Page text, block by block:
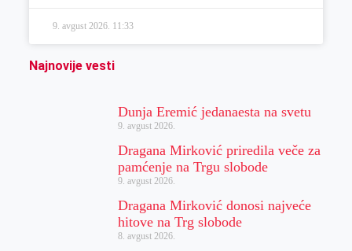
9. avgust 2026. 11:33
Najnovije vesti
Dunja Eremić jedanaesta na svetu
9. avgust 2026.
Dragana Mirković priredila veče za
pamćenje na Trgu slobode
9. avgust 2026.
Dragana Mirković donosi najveće
hitove na Trg slobode
8. avgust 2026.